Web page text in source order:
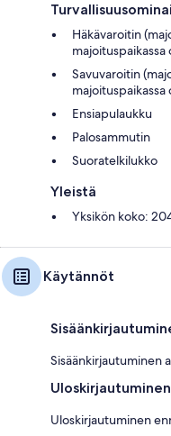
Häkävaroitin
majoituspaikassa
Savuvaroitin
majoituspaikassa
Ensiapulaukku
Palosammutin
Suoratelkilukko
Yleistä
Yksikön koko:
Käytännöt
Sisäänkirjautuminen
Uloskirjautuminen
Uloskirjautuminen